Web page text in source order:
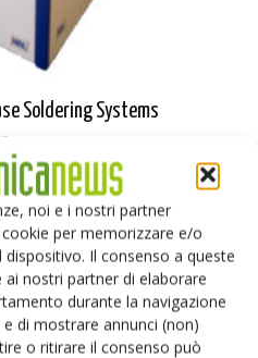
noi e i nostri partner
per memorizzare e/o
Il consenso a queste
nostri partner di elaborare
durante la navigazione
di mostrare annunci (non)
o ritirare il consenso può
Soldering Systems